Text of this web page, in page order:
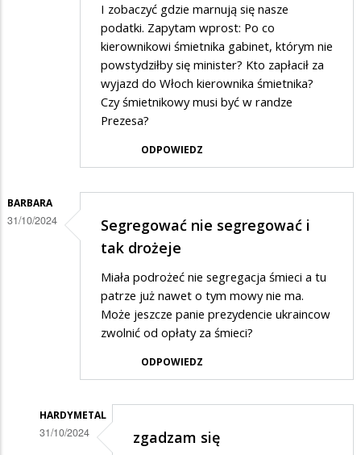
I zobaczyć gdzie marnują się nasze
podatki. Zapytam wprost: Po co
kierownikowi śmietnika gabinet, którym nie
powstydziłby się minister? Kto zapłacił za
wyjazd do Włoch kierownika śmietnika?
Czy śmietnikowy musi być w randze
Prezesa?
ODPOWIEDZ
BARBARA
31/10/2024
Segregować nie segregować i
tak drożeje
Miała podrożeć nie segregacja śmieci a tu
patrze już nawet o tym mowy nie ma.
Może jeszcze panie prezydencie ukraincow
zwolnić od opłaty za śmieci?
ODPOWIEDZ
HARDYMETAL
31/10/2024 zgadzam się